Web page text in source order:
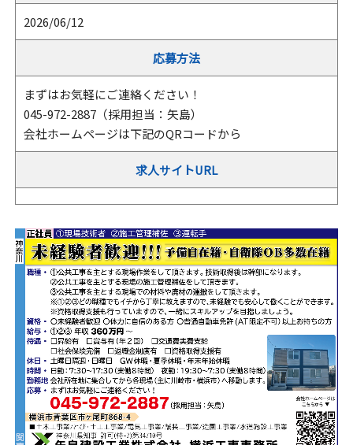
2026/06/12
応募方法
まずはお気軽にご連絡ください！
045-972-2887（採用担当：矢島）
会社ホームページは下記のQRコードから
求人サイトURL